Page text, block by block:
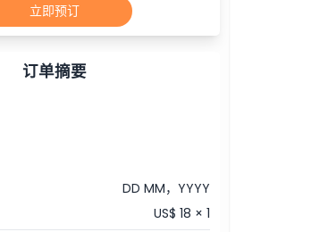
立即预订
订单摘要
DD MM，YYYY
US$ 18 × 1